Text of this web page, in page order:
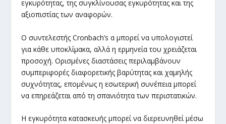
εγκυρότητας, της συγκλίνουσας εγκυρότητας και της
αξιοπιστίας των αναφορών.
Ο συντελεστής Cronbach’s α μπορεί να υπολογιστεί
για κάθε υποκλίμακα, αλλά η ερμηνεία του χρειάζεται
προσοχή. Ορισμένες διαστάσεις περιλαμβάνουν
συμπεριφορές διαφορετικής βαρύτητας και χαμηλής
συχνότητας, επομένως η εσωτερική συνέπεια μπορεί
να επηρεάζεται από τη σπανιότητα των περιστατικών.
Η εγκυρότητα κατασκευής μπορεί να διερευνηθεί μέσω